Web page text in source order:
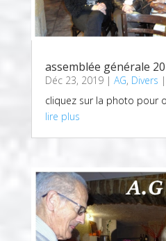
assemblée générale
Déc 23, 2019| AG, Divers
cliquez sur la photo pour
lire plus